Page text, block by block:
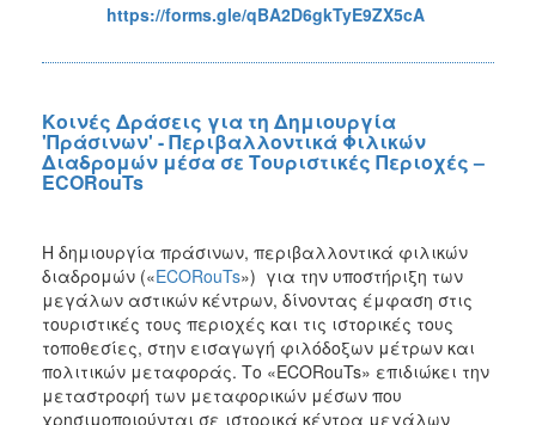
https://forms.gle/qBA2D6gkTyE9ZX5cA
Κοινές Δράσεις για τη Δημιουργία
'Πράσινων' - Περιβαλλοντικά Φιλικών
Διαδρομών μέσα σε Τουριστικές Περιοχές –
ECORouTs
Η δημιουργία πράσινων, περιβαλλοντικά φιλικών
διαδρομών («ECORouTs») για την υποστήριξη των
μεγάλων αστικών κέντρων, δίνοντας έμφαση στις
τουριστικές τους περιοχές και τις ιστορικές τους
τοποθεσίες, στην εισαγωγή φιλόδοξων μέτρων και
πολιτικών μεταφοράς. Το «ECORouTs» επιδιώκει την
μεταστροφή των μεταφορικών μέσων που
χρησιμοποιούνται σε ιστορικά κέντρα μεγάλων